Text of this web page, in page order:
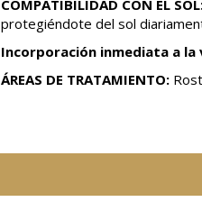
COMPATIBILIDAD CON EL
protegiéndote del sol
Incorporación inmediata a la
ÁREAS DE TRATAMIENTO: